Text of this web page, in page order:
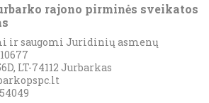
rajono pirminės sveikatos
ir saugomi Juridinių asmenų
LT-74112 Jurbarkas